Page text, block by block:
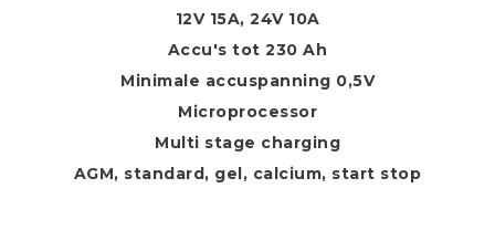
12V 15A, 24V 10A
Accu's tot 230 Ah
Minimale accuspanning 0,5V
Microprocessor
Multi stage charging
AGM, standard, gel, calcium, start stop